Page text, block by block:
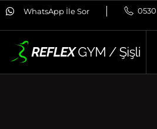
WhatsApp İle Sor 0530